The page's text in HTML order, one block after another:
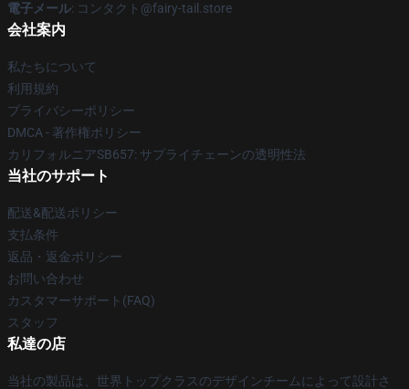
電子メール: コンタクト@fairy-tail.store
会社案内
私たちについて
利用規約
プライバシーポリシー
DMCA - 著作権ポリシー
カリフォルニアSB657: サプライチェーンの透明性法
当社のサポート
配送&配送ポリシー
支払条件
返品・返金ポリシー
お問い合わせ
カスタマーサポート(FAQ)
スタッフ
私達の店
当社の製品は、世界トップクラスのデザインチームによって設計さ